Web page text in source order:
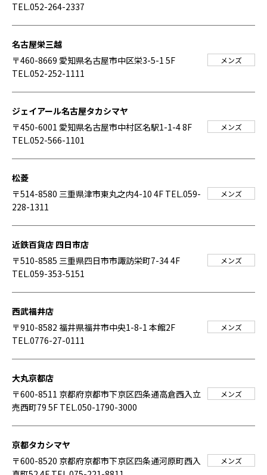
TEL.052-264-2337
名古屋栄三越
〒460-8669 愛知県名古屋市中区栄3-5-1 5F
TEL.052-252-1111
メンズ
ジェイアール名古屋タカシマヤ
〒450-6001 愛知県名古屋市中村区名駅1-1-4 8F
TEL.052-566-1101
メンズ
松菱
〒514-8580 三重県津市東丸之内4-10 4F TEL.059-
228-1311
メンズ
近鉄百貨店 四日市店
〒510-8585 三重県四日市市諏訪栄町7-34 4F
TEL.059-353-5151
メンズ
西武福井店
〒910-8582 福井県福井市中央1-8-1 本館2F
TEL.0776-27-0111
メンズ
大丸京都店
〒600-8511 京都府京都市下京区四条通高倉西入立
売西町79 5F TEL.050-1790-3000
メンズ
京都タカシマヤ
〒600-8520 京都府京都市下京区四条通河原町西入
メンズ